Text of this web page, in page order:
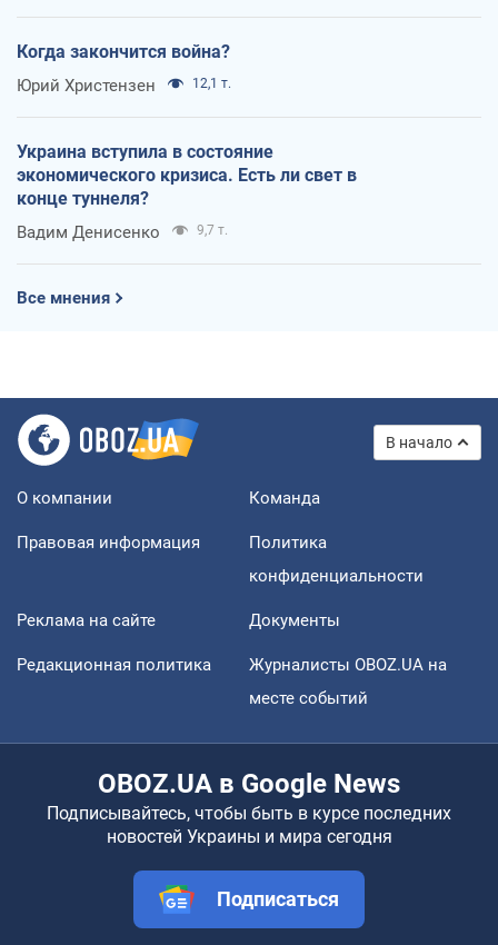
Когда закончится война?
Юрий Христензен 12,1 т.
Украина вступила в состояние
экономического кризиса. Есть ли свет в
конце туннеля?
Вадим Денисенко 9,7 т.
Все мнения
В начало
О компании Команда
Правовая информация
Политика
конфиденциальности
Реклама на сайте Документы
Редакционная политика
Журналисты OBOZ.UA на
месте событий
OBOZ.UA в Google News
Подписывайтесь, чтобы быть в курсе последних
новостей Украины и мира сегодня
Подписаться